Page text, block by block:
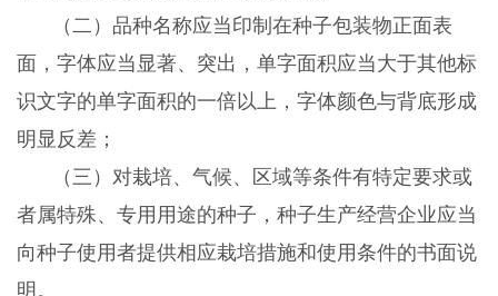
（二）品种名称应当印制在种子包装物正面表
面，字体应当显著、突出，单字面积应当大于其他标
识文字的单字面积的一倍以上，字体颜色与背底形成
明显反差；
（三）对栽培、气候、区域等条件有特定要求或
者属特殊、专用用途的种子，种子生产经营企业应当
向种子使用者提供相应栽培措施和使用条件的书面说
明。